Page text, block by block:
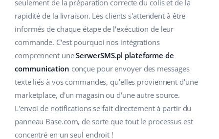
Gestion logistique
Automatisation des flux
Base Connect
L'IA au service du e-commerce
Produits pour enfants
Électronique
Pièces automobiles
Supermarché
Santé et beauté
Aide
Académie
Services
Audit des comptes
english (GB)
english (IN)
čeština
deutsch
Ελληνικά
seulement de la préparation correcte du colis et de la
rapidité de la livraison. Les clients s'attendent à être
informés de chaque étape de l'exécution de leur
commande. C'est pourquoi nos intégrations
comprennent uneSerwerSMS.pl plateforme de
communication conçue pour envoyer des messages
texte liés à vos commandes, qu'elles proviennent d'une
marketplace, d'un magasin ou d'une autre source.
L'envoi de notifications se fait directement à partir du
panneau Base.com, de sorte que tout le processus est
concentré en un seul endroit !